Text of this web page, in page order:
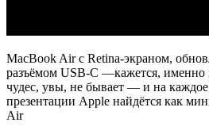
MacBook Air с Retina-экраном,
разъёмом USB-C —кажется, именно
чудес, увы, не бывает — и на
презентации Apple найдётся как
Air